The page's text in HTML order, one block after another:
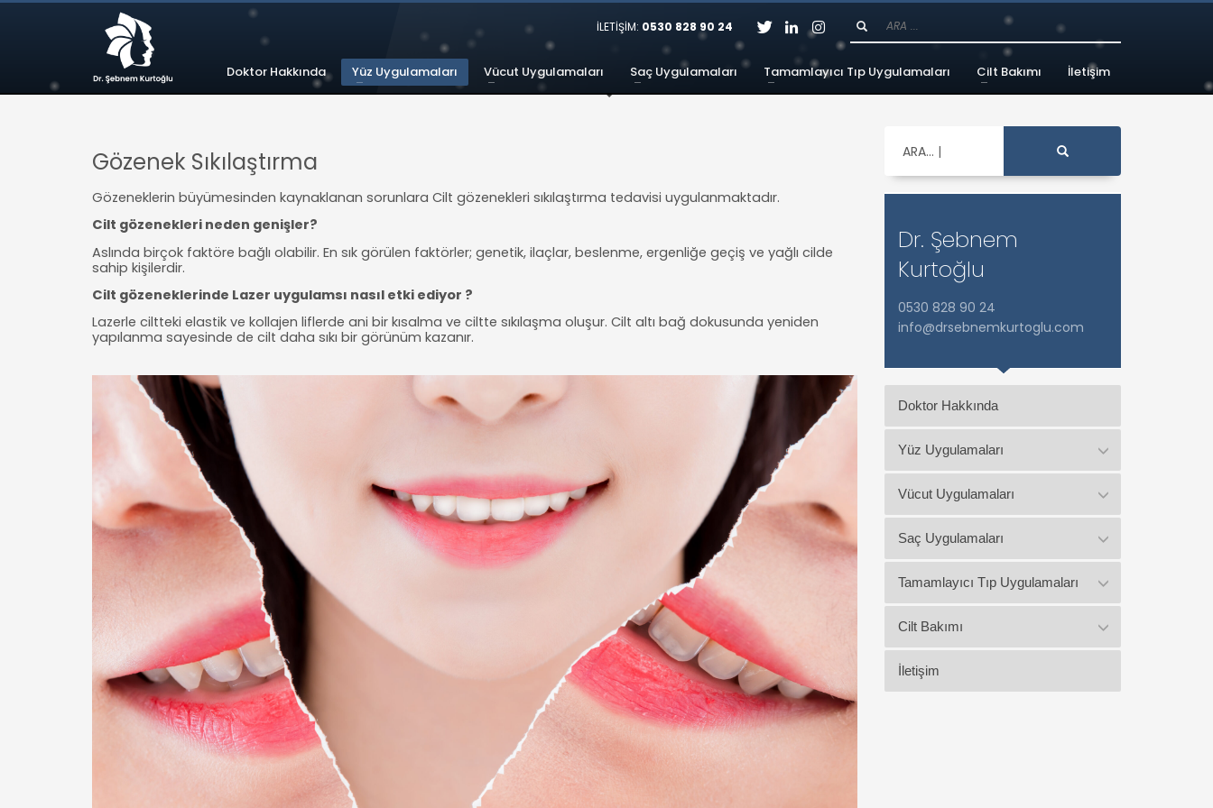
İLETİŞİM: 0530 828 90 24
Doktor Hakkında Yüz Uygulamaları Vücut Uygulamaları Saç Uygulamaları Tamamlayıcı Tıp Uygulamaları Cilt Bakımı İletişim
Gözenek Sıkılaştırma
Gözeneklerin büyümesinden kaynaklanan sorunlara Cilt gözenekleri sıkılaştırma tedavisi uygulanmaktadır.
Cilt gözenekleri neden genişler?
Aslında birçok faktöre bağlı olabilir. En sık görülen faktörler; genetik, ilaçlar, beslenme, ergenliğe geçiş ve yağlı cilde
sahip kişilerdir.
Cilt gözeneklerinde Lazer uygulamsı nasıl etki ediyor ?
Lazerle ciltteki elastik ve kollajen liflerde ani bir kısalma ve ciltte sıkılaşma oluşur. Cilt altı bağ dokusunda yeniden
yapılanma sayesinde de cilt daha sıkı bir görünüm kazanır.
ARA...
Dr. Şebnem
Kurtoğlu
0530 828 90 24
info@drsebnemkurtoglu.com
Doktor Hakkında
Yüz Uygulamaları
Vücut Uygulamaları
Saç Uygulamaları
Tamamlayıcı Tıp Uygulamaları
Cilt Bakımı
İletişim